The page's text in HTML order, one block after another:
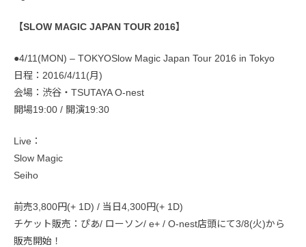
【SLOW MAGIC JAPAN TOUR 2016】
●4/11(MON) – TOKYOSlow Magic Japan Tour 2016 in Tokyo
日程：2016/4/11(月)
会場：渋谷・TSUTAYA O-nest
開場19:00 / 開演19:30
Live：
Slow Magic
Seiho
前売3,800円(+ 1D) / 当日4,300円(+ 1D)
チケット販売：ぴあ/ ローソン/ e+ / O-nest店頭にて3/8(火)から
販売開始！